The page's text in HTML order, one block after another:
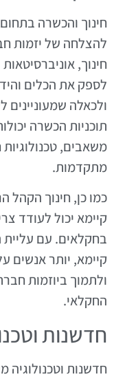
חינוך והכשרה
להצלחה של יזמות
חינוך,
לספק את הכלים
ולכאלה
תוכניות הכשרה
משאבים,
מתקדמות.
כמו כן, חינוך הקהל
קיימא יכול לעודד
בחקלאים. עם
קיימא, יותר אנשים
ולתמוך ביוזמות
החקלאי.
חדשנות
חדשנות